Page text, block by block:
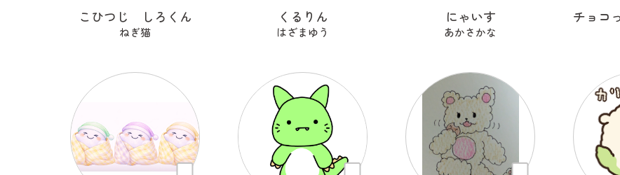
こひつじ しろくん
ねぎ猫
くるりん
はざまゆう
にゃいす
あかさかな